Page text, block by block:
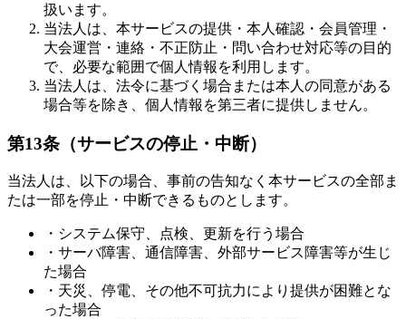
扱います。
当法人は、本サービスの提供・本人確認・会員管理・
大会運営・連絡・不正防止・問い合わせ対応等の目的
で、必要な範囲で個人情報を利用します。
当法人は、法令に基づく場合または本人の同意がある
場合等を除き、個人情報を第三者に提供しません。
第13条（サービスの停止・中断）
当法人は、以下の場合、事前の告知なく本サービスの全部ま
たは一部を停止・中断できるものとします。
・システム保守、点検、更新を行う場合
・サーバ障害、通信障害、外部サービス障害等が生じ
た場合
・天災、停電、その他不可抗力により提供が困難とな
った場合